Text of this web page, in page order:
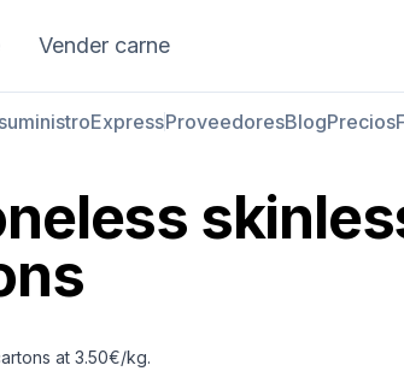
Vender carne
ExpressProveedoresBlogPrecios
at 3.50€/kg.